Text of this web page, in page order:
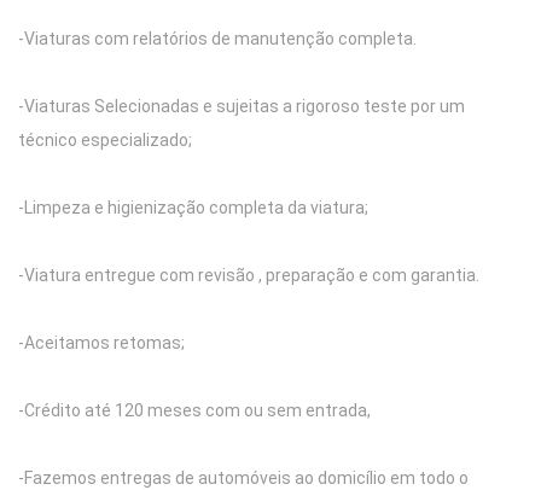
-Viaturas com relatórios de manutenção completa.
-Viaturas Selecionadas e sujeitas a rigoroso teste por um
técnico especializado;
-Limpeza e higienização completa da viatura;
-Viatura entregue com revisão , preparação e com garantia.
-Aceitamos retomas;
-Crédito até 120 meses com ou sem entrada,
-Fazemos entregas de automóveis ao domicílio em todo o